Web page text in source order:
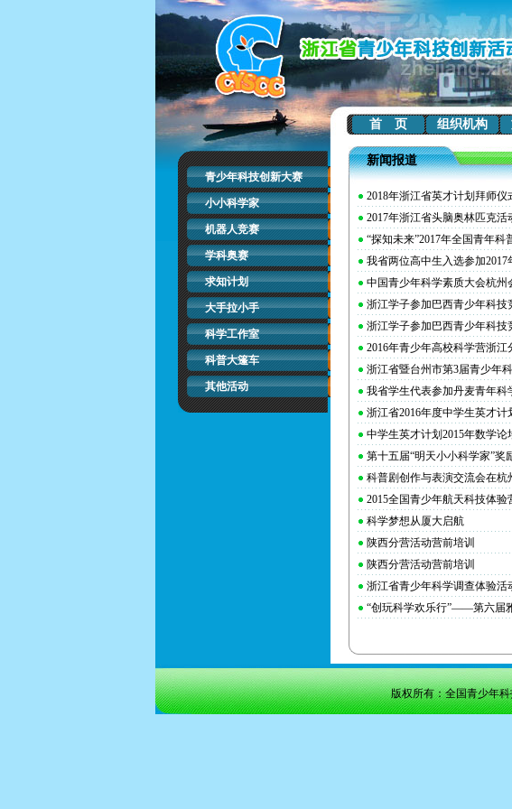
首 页 组织机构
青少年科技创新大赛
小小科学家
机器人竞赛
学科奥赛
求知计划
大手拉小手
科学工作室
科普大篷车
其他活动
新闻报道
2018年浙江省英才计划拜师仪
2017年浙江省头脑奥林匹克活
“探知未来”2017年全国青年
我省两位高中生入选参加
中国青少年科学素质大会杭州
浙江学子参加巴西青少年科技
浙江学子参加巴西青少年科技
2016年青少年高校科学营浙
浙江省暨台州市第3届青少年
我省学生代表参加丹麦青年科
浙江省2016年度中学生英才计
中学生英才计划2015年数学
第十五届“明天小小科学家”奖
科普剧创作与表演交流会在杭
2015全国青少年航天科技体
科学梦想从厦大启航
陕西分营活动营前培训
陕西分营活动营前培训
浙江省青少年科学调查体验
“创玩科学欢乐行”——第六届
版权所有：全国青少年